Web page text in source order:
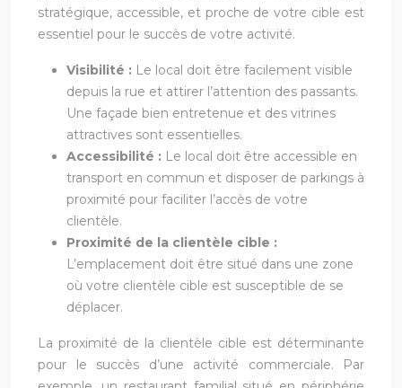
stratégique, accessible, et proche de votre cible est
essentiel pour le succès de votre activité.
Visibilité : Le local doit être facilement visible
depuis la rue et attirer l’attention des passants.
Une façade bien entretenue et des vitrines
attractives sont essentielles.
Accessibilité : Le local doit être accessible en
transport en commun et disposer de parkings à
proximité pour faciliter l’accès de votre
clientèle.
Proximité de la clientèle cible :
L’emplacement doit être situé dans une zone
où votre clientèle cible est susceptible de se
déplacer.
La proximité de la clientèle cible est déterminante
pour le succès d’une activité commerciale. Par